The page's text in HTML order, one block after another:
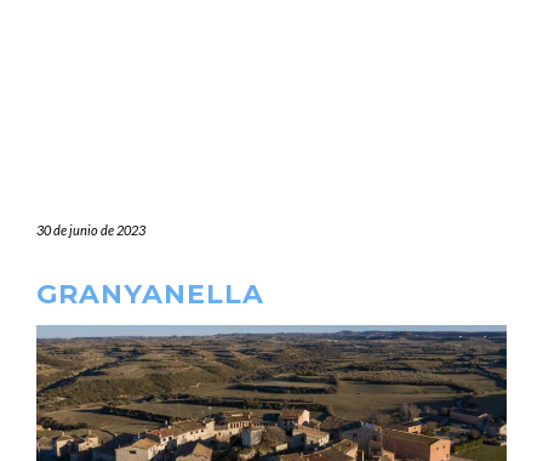
30 de junio de 2023
GRANYANELLA